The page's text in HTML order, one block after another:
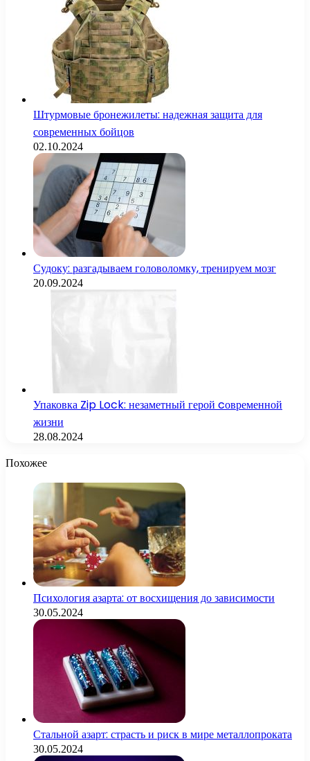
Штурмовые бронежилеты: надежная защита для
современных бойцов
02.10.2024
Судоку: разгадываем головоломку, тренируем мозг
20.09.2024
Упаковка Zip Lock: незаметный герой cовременной
жизни
28.08.2024
Похожее
Психология азарта: от восхищения до зависимости
30.05.2024
Стальной азарт: страсть и риск в мире металлопроката
30.05.2024